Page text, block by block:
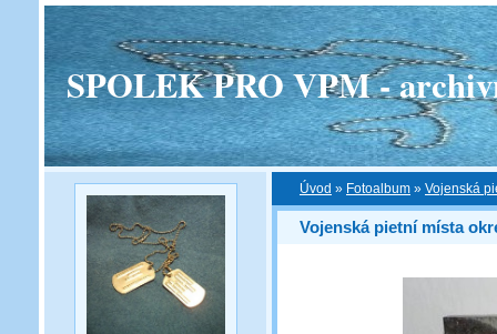
SPOLEK PRO VPM -
Úvod » Fotoalbum » Vojenská
Vojenská pietní místa